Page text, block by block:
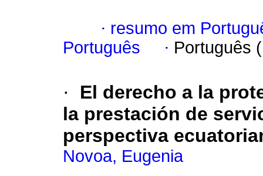
· resumo em
Português
· Português
·
El derecho a la
la prestación de
perspectiva
Novoa, Eugenia